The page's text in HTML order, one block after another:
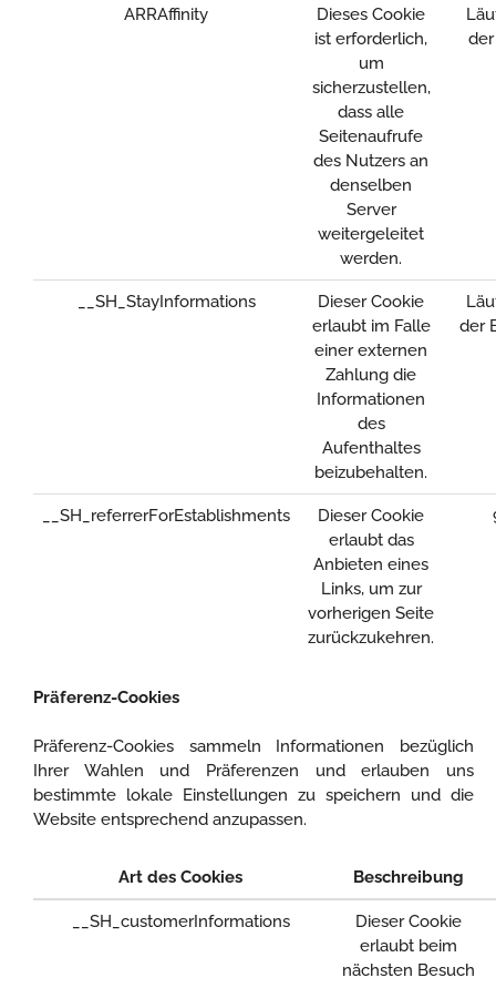
ARRAffinity
Dieses Cookie
ist erforderlich,
um
sicherzustellen,
dass alle
Seitenaufrufe
des Nutzers an
denselben
Server
weitergeleitet
werden.
__SH_StayInformations
Dieser Cookie
erlaubt im Falle
einer externen
Zahlung die
Informationen
des
Aufenthaltes
beizubehalten.
der
__SH_referrerForEstablishments
Dieser Cookie
erlaubt das
Anbieten eines
Links, um zur
vorherigen Seite
zurückzukehren.
Präferenz-Cookies
Präferenz-Cookies sammeln Informationen bezüglich
Ihrer Wahlen und Präferenzen und erlauben uns
bestimmte lokale Einstellungen zu speichern und die
Website entsprechend anzupassen.
Art des Cookies Beschreibung
__SH_customerInformations
Dieser Cookie
erlaubt beim
nächsten Besuch